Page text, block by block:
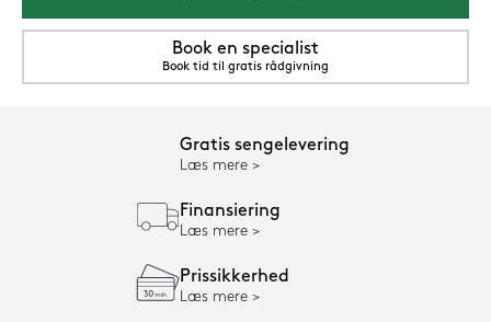
Book en specialist
Book tid til gratis rådgivning
Gratis sengelevering
Læs mere
Finansiering
Læs mere
Prissikkerhed
Læs mere